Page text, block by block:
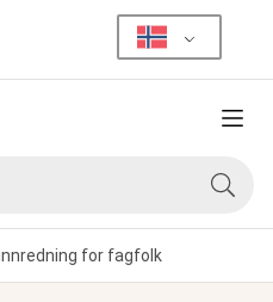
Meny
Søk
for fagfolk